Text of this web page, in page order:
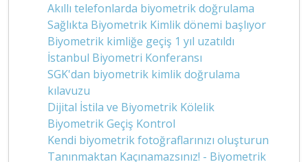
Akıllı telefonlarda biyometrik doğrulama
Sağlıkta Biyometrik Kimlik dönemi başlıyor
Biyometrik kimliğe geçiş 1 yıl uzatıldı
İstanbul Biyometri Konferansı
SGK'dan biyometrik kimlik doğrulama
kılavuzu
Dijital İstila ve Biyometrik Kölelik
Biyometrik Geçiş Kontrol
Kendi biyometrik fotoğraflarınızı oluşturun
Tanınmaktan Kaçınamazsınız! - Biyometrik